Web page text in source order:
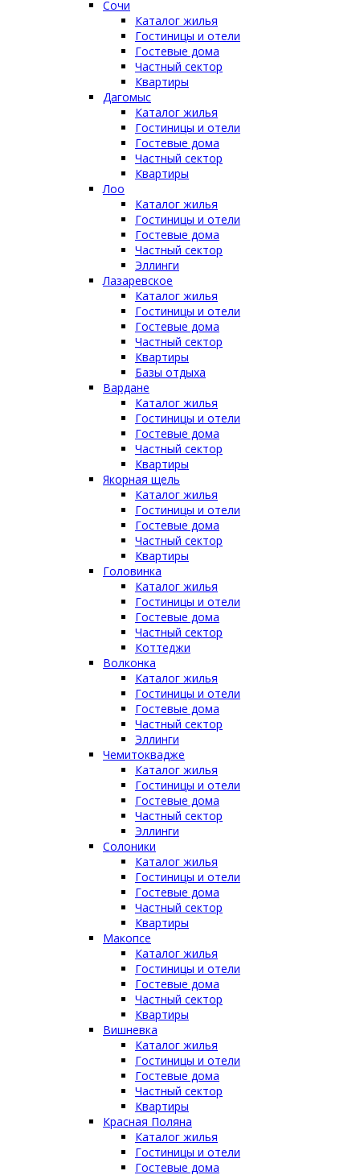
Сочи
Каталог жилья
Гостиницы и отели
Гостевые дома
Частный сектор
Квартиры
Дагомыс
Каталог жилья
Гостиницы и отели
Гостевые дома
Частный сектор
Квартиры
Лоо
Каталог жилья
Гостиницы и отели
Гостевые дома
Частный сектор
Эллинги
Лазаревское
Каталог жилья
Гостиницы и отели
Гостевые дома
Частный сектор
Квартиры
Базы отдыха
Вардане
Каталог жилья
Гостиницы и отели
Гостевые дома
Частный сектор
Квартиры
Якорная щель
Каталог жилья
Гостиницы и отели
Гостевые дома
Частный сектор
Квартиры
Головинка
Каталог жилья
Гостиницы и отели
Гостевые дома
Частный сектор
Коттеджи
Волконка
Каталог жилья
Гостиницы и отели
Гостевые дома
Частный сектор
Эллинги
Чемитоквадже
Каталог жилья
Гостиницы и отели
Гостевые дома
Частный сектор
Эллинги
Солоники
Каталог жилья
Гостиницы и отели
Гостевые дома
Частный сектор
Квартиры
Макопсе
Каталог жилья
Гостиницы и отели
Гостевые дома
Частный сектор
Квартиры
Вишневка
Каталог жилья
Гостиницы и отели
Гостевые дома
Частный сектор
Квартиры
Красная Поляна
Каталог жилья
Гостиницы и отели
Гостевые дома